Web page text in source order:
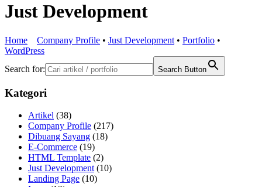
Just Development
Home Company Profile • Just Development • Portfolio •
WordPress
Search for:
Search Button
Kategori
Artikel (38)
Company Profile (217)
Dibuang Sayang (18)
E-Commerce (19)
HTML Template (2)
Just Development (10)
Landing Page (10)